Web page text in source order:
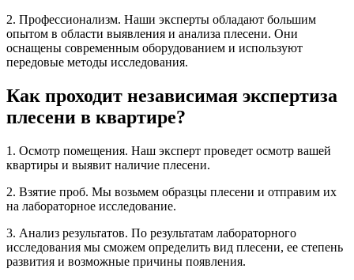
2. Профессионализм. Наши эксперты обладают большим
опытом в области выявления и анализа плесени. Они
оснащены современным оборудованием и используют
передовые методы исследования.
Как проходит независимая экспертиза
плесени в квартире?
1. Осмотр помещения. Наш эксперт проведет осмотр вашей
квартиры и выявит наличие плесени.
2. Взятие проб. Мы возьмем образцы плесени и отправим их
на лабораторное исследование.
3. Анализ результатов. По результатам лабораторного
исследования мы сможем определить вид плесени, ее степень
развития и возможные причины появления.